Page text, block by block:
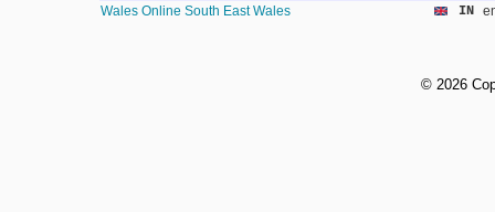
Wales Online South East Wales
IN
© 2026